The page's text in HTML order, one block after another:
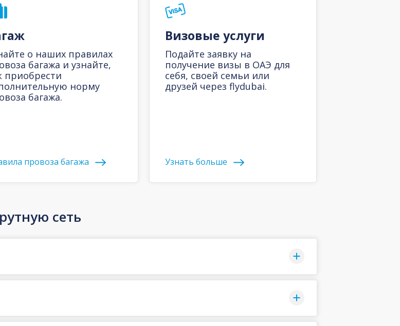
о наших правилах
багажа и узнайте,
приобрести
норму
багажа.
провоза багажа
Визовые услуги
Подайте заявку на
получение визы в ОАЭ для
себя, своей семьи или
друзей через flydubai.
Узнать больше
сеть